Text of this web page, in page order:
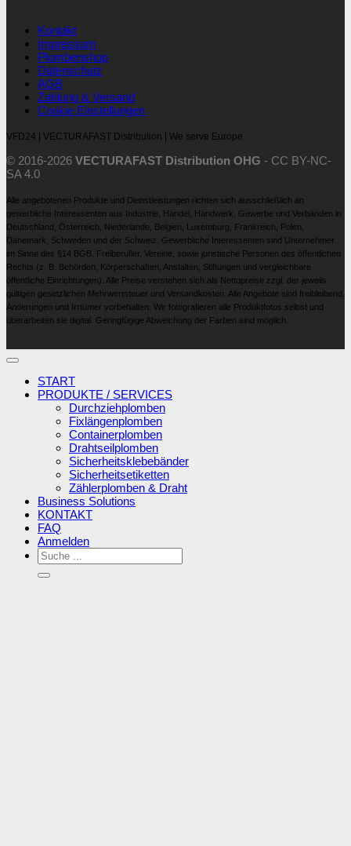
Kontakt
Impressum
Plombenshop
Datenschutz
AGB
Zahlung & Versand
Cookie Einstellungen
VFD24 | VECTURAFAST Distribution | We serve Europe
© 2016-2026 VECTURAFAST Distribution OHG - CC BY-NC-
SA 4.0
Alle angebotenen Produkte und Dienstleistungen richten sich ausschließlich an
gewerbliche Interessenten aus Industrie, Handel, Handwerk, Gewerbe und Verbänden in
Deutschland, Österreich, Niederlande, Belgien, Luxemburg, Frankreich, Polen,
Dänemark, Schweden und der Schweiz. Gewerbliche Interessenten sind Unternehmer
im Sinne des §14 BGB, Freiberufler, Vereine, sowie juristische Personen des öffentlichen
Rechts (z. B. Behörden, Körperschaften, Anstalten, Stiftungen und vergleichbare
öffentliche Einrichtungen). Alle Preise verstehen sich als Nettopreise zzgl. der jeweils
gültigen gesetzlichen Mehrwertsteuer und Versandkosten. Alle Angebote sind freibleibend.
Änderungen und Irrtümer vorbehalten. Wir fotografieren alle Produktfotos selbst und
überarbeiten sie digital. Geringfügige Abweichung der Farben sind möglich.
START
PRODUKTE / SERVICES
Durchziehplomben
Fixlängenplomben
Containerplomben
Drahtseilplomben
Sicherheitsklebebänder
Sicherheitsetiketten
Zählerplomben & Draht
Business Solutions
KONTAKT
FAQ
Anmelden
Suchen
nach: